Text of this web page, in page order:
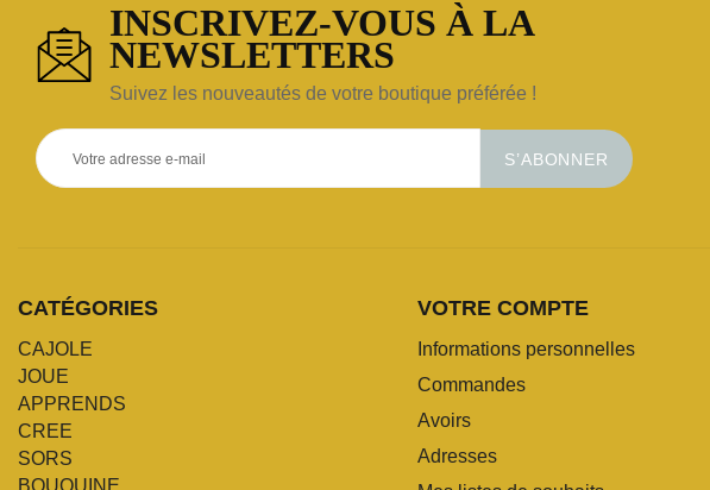
INSCRIVEZ-VOUS À LA
NEWSLETTERS
Suivez les nouveautés de votre boutique préférée !
S’ABONNER
CATÉGORIES
CAJOLE
JOUE
APPRENDS
CREE
SORS
VOTRE COMPTE
Informations personnelles
Commandes
Avoirs
Adresses